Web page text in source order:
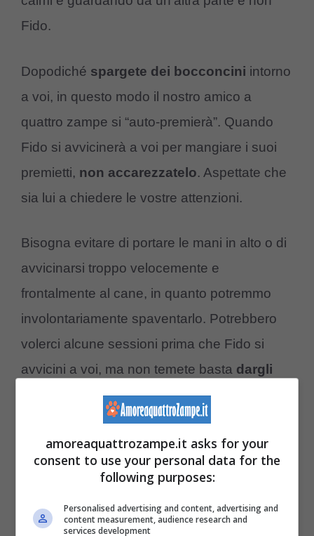
Fido.
Dopodiché spargete dei bocconcini intorno
a voi, in questo modo il nostro amico a
quattro zampe si “auto-premierà”. Quando
Fido si avvicinerà a voi per mangiare i suoi
premietti, non accarezzatelo. Aspettate che
sia lui a chiedere le vostre attenzioni.
Bisogna evitare di portare le mani in alto o di
avvicinarsi troppo velocemente e
frontalmente al cane, in quanto potremmo
involontariamente spaventarlo. Potrebbero
volerci alcune sessioni prima che Fido si
avvicini a voi, ma non temete basta dargli
Potrebbe interessarti anche:Il cane ha
paura dei rumori: i più terrificanti per lui e
amoreaquattrozampe.it asks for your
consent to use your personal data for the
following purposes:
Personalised advertising and content, advertising and
content measurement, audience research and
services development